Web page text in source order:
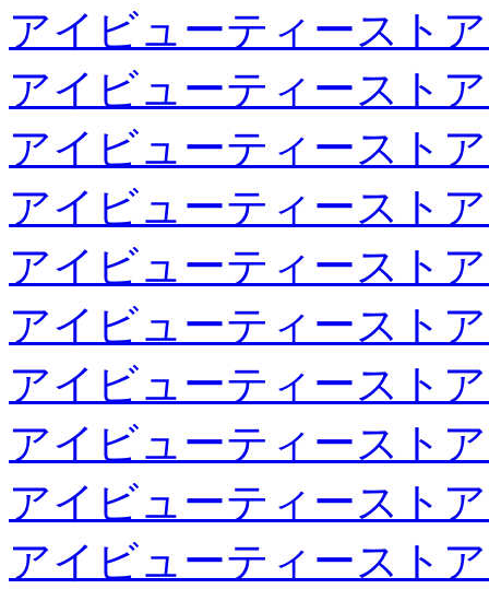
アイビューティースト
アイビューティースト
アイビューティースト
アイビューティースト
アイビューティースト
アイビューティースト
アイビューティースト
アイビューティースト
アイビューティースト
アイビューティースト